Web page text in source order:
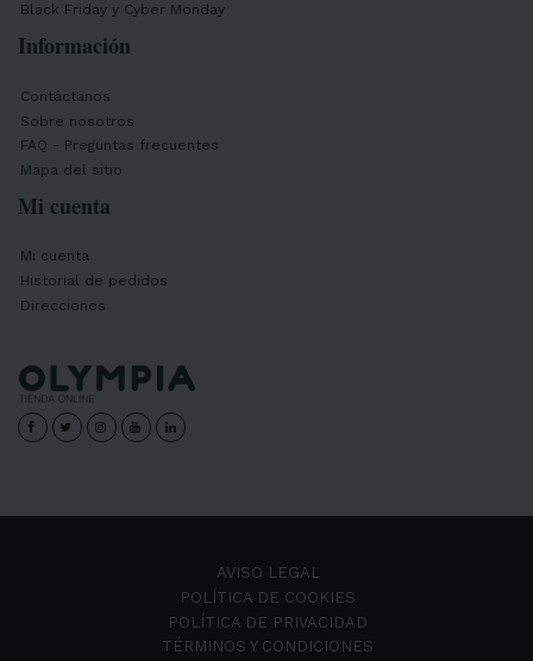
Black Friday y Cyber Monday
Información
Contáctanos
Sobre nosotros
FAQ - Preguntas frecuentes
Mapa del sitio
Mi cuenta
Mi cuenta
Historial de pedidos
Direcciones
AVISO LEGAL
POLÍTICA DE COOKIES
POLÍTICA DE PRIVACIDAD
TÉRMINOS Y CONDICIONES